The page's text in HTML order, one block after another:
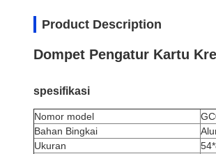
Product Description
Dompet Pengatur Kartu
spesifikasi
Nomor model
Bahan Bingkai
Ukuran